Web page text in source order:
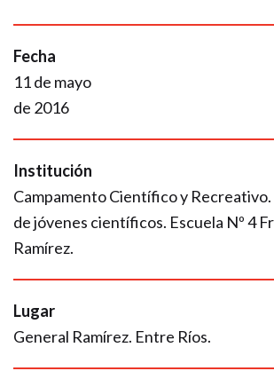
Fecha
11 de mayo
de 2016
Institución
Campamento Científico y
de jóvenes científicos. Escuela Nº 4
Ramírez.
Lugar
General Ramírez. Entre Ríos.